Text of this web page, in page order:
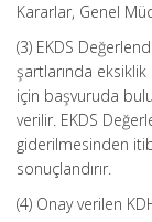
Kararlar, Genel
(3) EKDS
şartlarında
için başvuruda
verilir. EKDS
giderilmesinden
sonuçlandırır.
(4) Onay verilen